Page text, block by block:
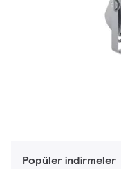
Popüler indirmeler